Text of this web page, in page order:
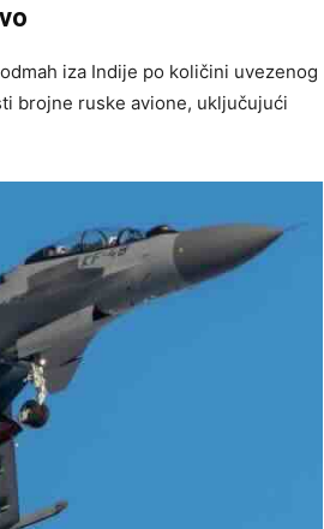
iza Indije po količini uvezenog
brojne ruske avione, uključujući